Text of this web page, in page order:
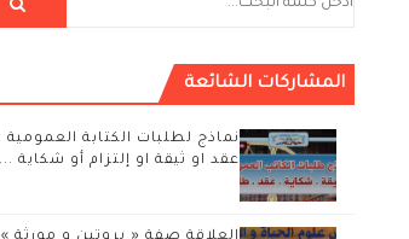
المشاركات الشائعة
نماذج لطلبات الكتابة العمومية
عقد او ثيقة او إلتزام أو شكاية ...